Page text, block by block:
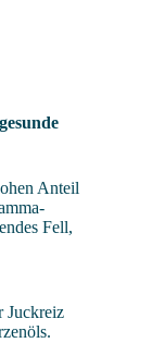
gesunde
Anteil
Fell,
Juckreiz